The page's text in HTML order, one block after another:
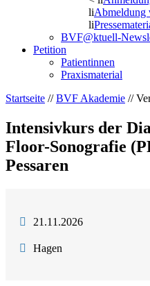
liAbmeldung
li
BVF@ktuell-
Petition
Patientinnen
Praxismaterial
Startseite //BVF Akademie //
Intensivkurs der
Floor-Sonografie
Pessaren
21.11.2026
Hagen